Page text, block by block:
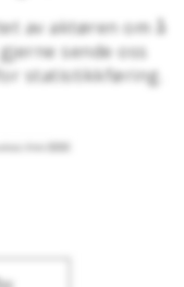
av aktøren om å
sende oss
statistikkføring.